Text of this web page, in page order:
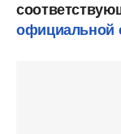
официальной